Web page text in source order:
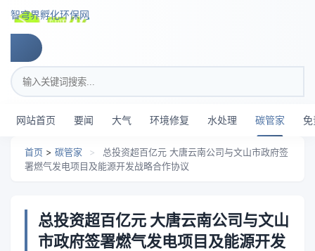
智穹界孵化环保网
搜索关键词
网站首页 要闻 大气 环境修复 水处理 碳管家 免
首页 > 碳管家 >
总投资超百亿元 大唐云南公司与文山市政府签
署燃气发电项目及能源开发战略合作协议
总投资超百亿元 大唐云南公司与文山
市政府签署燃气发电项目及能源开发